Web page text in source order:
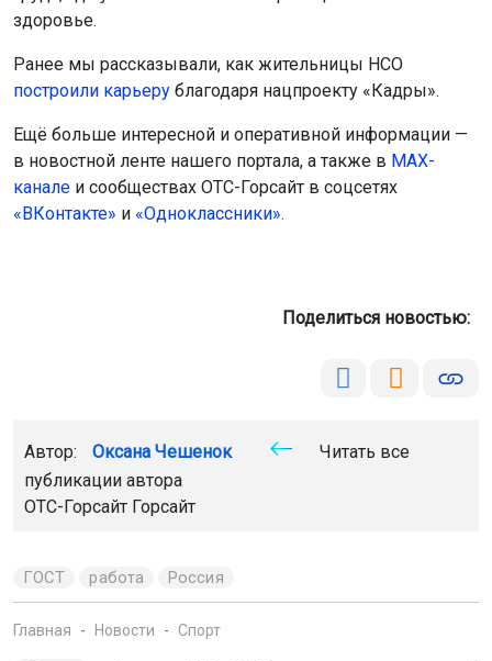
здоровье.
Ранее мы рассказывали, как жительницы НСО
построили карьеру благодаря нацпроекту «Кадры».
Ещё больше интересной и оперативной информации —
в новостной ленте нашего портала, а также в МАХ-
канале и сообществах ОТС-Горсайт в соцсетях
«ВКонтакте» и «Одноклассники».
Поделиться новостью:
Автор: Оксана Чешенок
Читать все
публикации автора
ОТС-Горсайт Горсайт
ГОСТ работа Россия
Главная Новости Спорт